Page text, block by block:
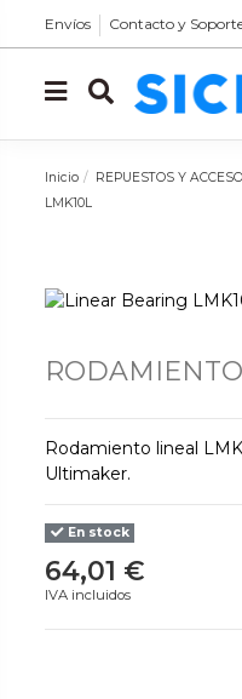
Envíos Contacto y
Inicio REPUESTOS Y
LMK10L
Rodamiento lineal
Ultimaker.
En stock
64,01 €
IVA incluidos